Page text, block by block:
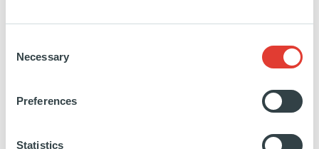
Selection
Necessary
Preferences
Statistics
A découvrir